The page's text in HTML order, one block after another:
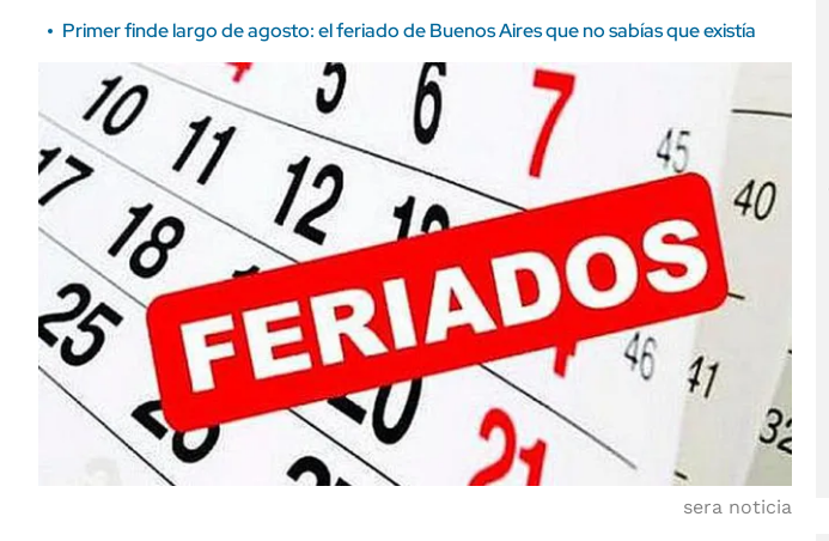
Primer finde largo de agosto: el feriado de Buenos Aires que no sabías que existía
sera noticia